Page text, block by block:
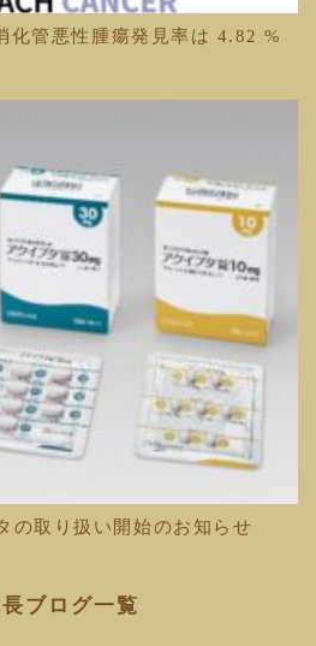
化管悪性腫瘍発見率は 4.82 %
の取り扱い開始のお知らせ
長ブログ一覧